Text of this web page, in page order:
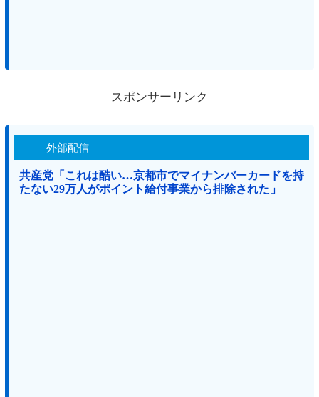
スポンサーリンク
外部配信
共産党「これは酷い…京都市でマイナンバーカードを持
たない29万人がポイント給付事業から排除された」